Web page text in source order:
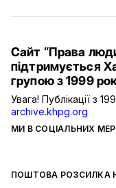
ПОШТОВА РОЗСИЛКА
МИ В СОЦІАЛЬНИХ
Сайт “Права
підтримується
групою з 1999
Увага! Публікації з
archive.khpg.org